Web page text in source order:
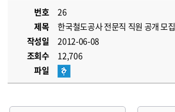
번호
26
제목
한국철도공사 전문직 직원 공개 모집
작성일
2012-06-08
조회수
12,706
파일